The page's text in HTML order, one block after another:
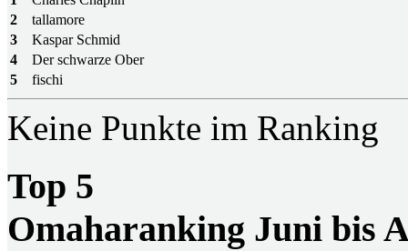
2
tallamore
3
Kaspar Schmid
4
Der schwarze Ober
5
fischi
Keine Punkte im Ranking
Top 5
Omaharanking Juni bis